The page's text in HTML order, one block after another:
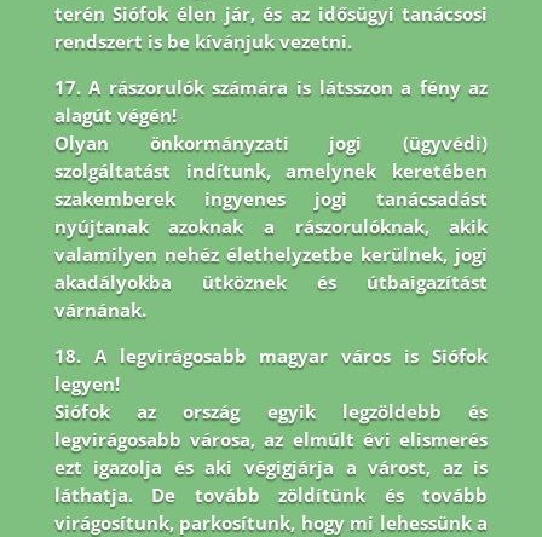
terén Siófok élen jár,és az idősügyi tanácsosi
rendszert is be kívánjuk vezetni.
17. A rászorulók számára is látsszon a fény az
alagút végén!
Olyan önkormányzati jogi (ügyvédi)
szolgáltatást indítunk, amelynek keretében
szakemberek ingyenes jogi tanácsadást
nyújtanak azoknak a rászorulóknak, akik
valamilyen nehéz élethelyzetbe kerülnek, jogi
akadályokba ütköznek és útbaigazítást
várnának.
18. A legvirágosabb magyar város is Siófok
legyen!
Siófok az ország egyik legzöldebb és
legvirágosabb városa, az elmúlt évi elismerés
ezt igazolja és aki végigjárja a várost, az is
láthatja. De tovább zöldítünk és tovább
virágosítunk, parkosítunk, hogy mi lehessünk a